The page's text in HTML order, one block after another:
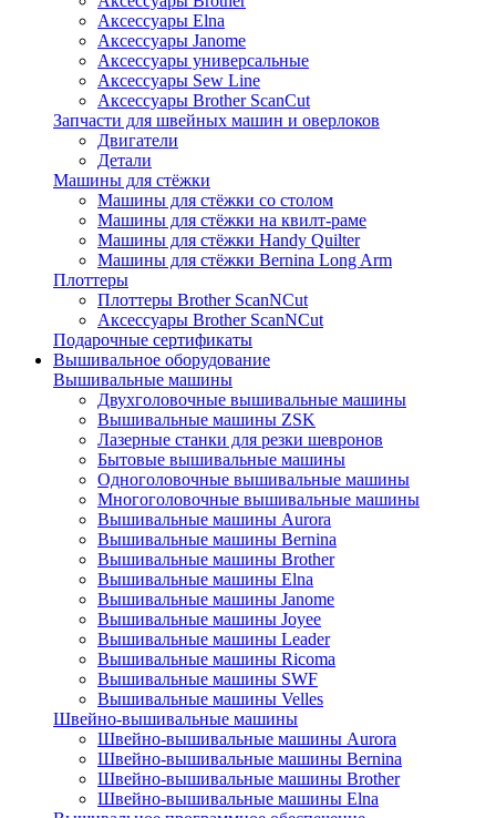
Аксессуары Elna
Аксессуары Janome
Аксессуары универсальные
Аксессуары Sew Line
Аксессуары Brother ScanCut
Запчасти для швейных машин и оверлоков
Двигатели
Детали
Машины для стёжки
Машины для стёжки со столом
Машины для стёжки на квилт-раме
Машины для стёжки Handy Quilter
Машины для стёжки Bernina Long Arm
Плоттеры
Плоттеры Brother ScanNCut
Аксессуары Brother ScanNCut
Подарочные сертификаты
Вышивальное оборудование
Вышивальные машины
Двухголовочные вышивальные машины
Вышивальные машины ZSK
Лазерные станки для резки шевронов
Бытовые вышивальные машины
Одноголовочные вышивальные машины
Многоголовочные вышивальные машины
Вышивальные машины Aurora
Вышивальные машины Bernina
Вышивальные машины Brother
Вышивальные машины Elna
Вышивальные машины Janome
Вышивальные машины Joyee
Вышивальные машины Leader
Вышивальные машины Ricoma
Вышивальные машины SWF
Вышивальные машины Velles
Швейно-вышивальные машины
Швейно-вышивальные машины Aurora
Швейно-вышивальные машины Bernina
Швейно-вышивальные машины Brother
Швейно-вышивальные машины Elna